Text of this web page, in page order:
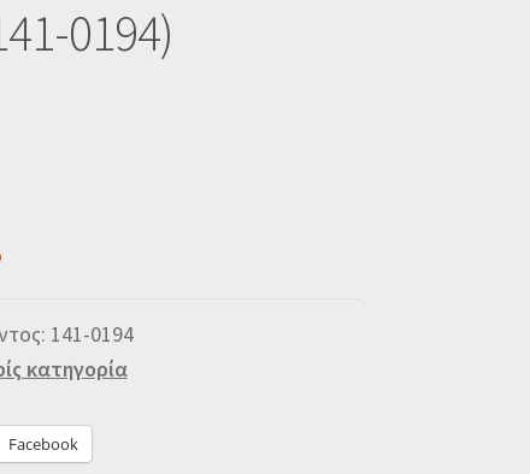
0194)
141-0194
κατηγορία
Facebook